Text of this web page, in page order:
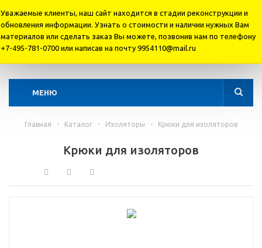
+7 495 781-07-00
МЕНЮ
Главная - Каталог - Изоляторы - Крюки для изоляторов
Крюки для изоляторов
Уважаемые клиенты, наш сайт находится в стадии реконструкции и
обновления информации. Узнать о стоимости и наличии нужных Вам
материалов или cделать заказ Вы можете, позвонив нам по телефону
+7-495-781-0700 или написав на почту 9954110@mail.ru